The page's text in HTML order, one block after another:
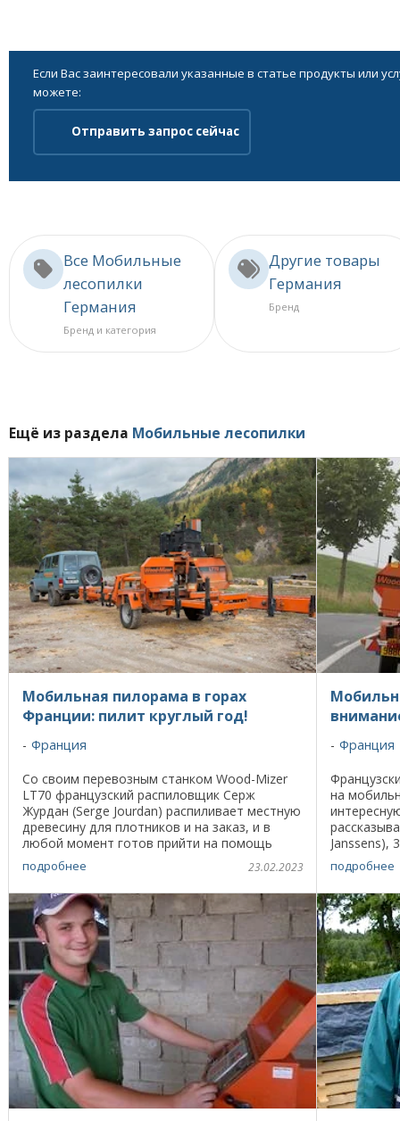
Если Вас заинтересовали указанные в статье продукты или
можете:
Отправить запрос сейчас
Все Мобильные
лесопилки
Германия
Бренд и категория
Другие товары
Германия
Бренд
Ещё из раздела Мобильные лесопилки
Мобильная пилорама в горах
Франции: пилит круглый год!
Франция
Со своим перевозным станком Wood-Mizer
LT70 французский распиловщик Серж
Журдан (Serge Jourdan) распиливает местную
древесину для плотников и на заказ, и в
любой момент готов прийти на помощь
владельцам станков Wood-Mizer в долине
Haut-Verdon в ...
подробнее 23.02.2023
Франция
на
Janssens),
Франции,
подробнее